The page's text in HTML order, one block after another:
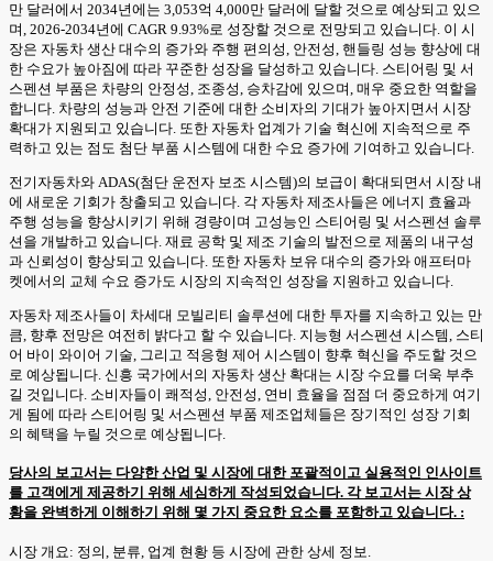
만 달러에서 2034년에는 3,053억 4,000만 달러에 달할 것으로 예상되고 있으
며, 2026-2034년에 CAGR 9.93%로 성장할 것으로 전망되고 있습니다. 이 시
장은 자동차 생산 대수의 증가와 주행 편의성, 안전성, 핸들링 성능 향상에 대
한 수요가 높아짐에 따라 꾸준한 성장을 달성하고 있습니다. 스티어링 및 서
스펜션 부품은 차량의 안정성, 조종성, 승차감에 있으며, 매우 중요한 역할을
합니다. 차량의 성능과 안전 기준에 대한 소비자의 기대가 높아지면서 시장
확대가 지원되고 있습니다. 또한 자동차 업계가 기술 혁신에 지속적으로 주
력하고 있는 점도 첨단 부품 시스템에 대한 수요 증가에 기여하고 있습니다.
전기자동차와 ADAS(첨단 운전자 보조 시스템)의 보급이 확대되면서 시장 내
에 새로운 기회가 창출되고 있습니다. 각 자동차 제조사들은 에너지 효율과
주행 성능을 향상시키기 위해 경량이며 고성능인 스티어링 및 서스펜션 솔루
션을 개발하고 있습니다. 재료 공학 및 제조 기술의 발전으로 제품의 내구성
과 신뢰성이 향상되고 있습니다. 또한 자동차 보유 대수의 증가와 애프터마
켓에서의 교체 수요 증가도 시장의 지속적인 성장을 지원하고 있습니다.
자동차 제조사들이 차세대 모빌리티 솔루션에 대한 투자를 지속하고 있는 만
큼, 향후 전망은 여전히 밝다고 할 수 있습니다. 지능형 서스펜션 시스템, 스티
어 바이 와이어 기술, 그리고 적응형 제어 시스템이 향후 혁신을 주도할 것으
로 예상됩니다. 신흥 국가에서의 자동차 생산 확대는 시장 수요를 더욱 부추
길 것입니다. 소비자들이 쾌적성, 안전성, 연비 효율을 점점 더 중요하게 여기
게 됨에 따라 스티어링 및 서스펜션 부품 제조업체들은 장기적인 성장 기회
의 혜택을 누릴 것으로 예상됩니다.
당사의 보고서는 다양한 산업 및 시장에 대한 포괄적이고 실용적인 인사이트
를 고객에게 제공하기 위해 세심하게 작성되었습니다. 각 보고서는 시장 상
황을 완벽하게 이해하기 위해 몇 가지 중요한 요소를 포함하고 있습니다. :
시장 개요: 정의, 분류, 업계 현황 등 시장에 관한 상세 정보.